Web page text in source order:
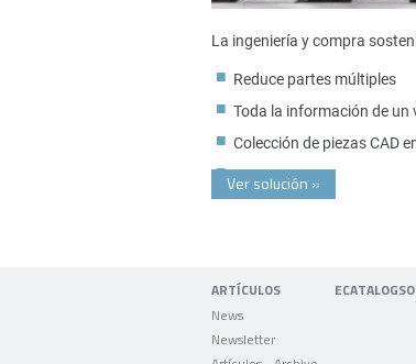
La ingeniería y compra
Reduce partes múltiples
Toda la información de un
Colección de piezas CAD
Ver solución »
ARTÍCULOS
News
Newsletter